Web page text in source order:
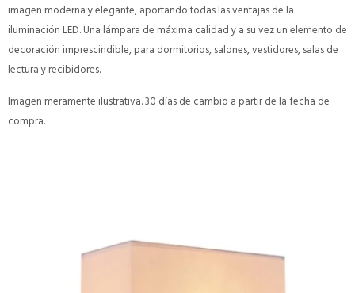
imagen moderna y elegante, aportando todas las ventajas de la
iluminación LED. Una lámpara de máxima calidad y a su vez un elemento de
decoración imprescindible, para dormitorios, salones, vestidores, salas de
lectura y recibidores.
Imagen meramente ilustrativa. 30 días de cambio a partir de la fecha de
compra.